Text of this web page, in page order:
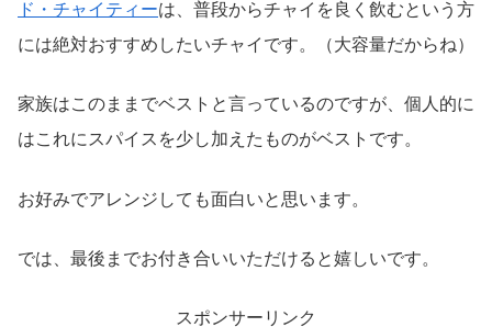
ド・チャイティーは、普段からチャイを良く飲むという方
には絶対おすすめしたいチャイです。（大容量だからね）
家族はこのままでベストと言っているのですが、個人的に
はこれにスパイスを少し加えたものがベストです。
お好みでアレンジしても面白いと思います。
では、最後までお付き合いいただけると嬉しいです。
スポンサーリンク